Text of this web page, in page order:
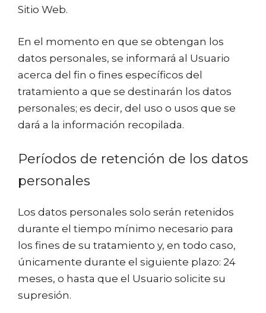
Sitio Web.
En el momento en que se obtengan los
datos personales, se informará al Usuario
acerca del fin o fines específicos del
tratamiento a que se destinarán los datos
personales; es decir, del uso o usos que se
dará a la información recopilada.
Períodos de retención de los datos
personales
Los datos personales solo serán retenidos
durante el tiempo mínimo necesario para
los fines de su tratamiento y, en todo caso,
únicamente durante el siguiente plazo: 24
meses, o hasta que el Usuario solicite su
supresión.